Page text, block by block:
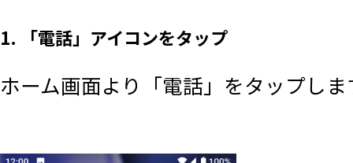
1. 「電話」アイコンをタップ
ホーム画面より「電話」をタップしま